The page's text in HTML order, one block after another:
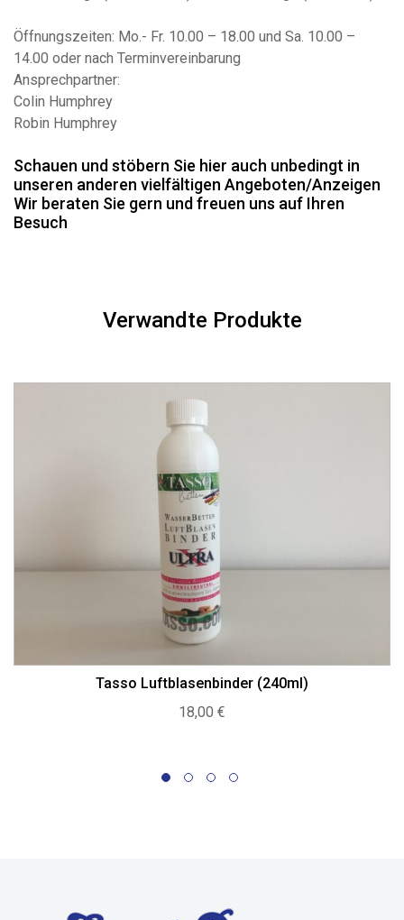
Öffnungszeiten: Mo.- Fr. 10.00 – 18.00 und Sa. 10.00 –
14.00 oder nach Terminvereinbarung
Ansprechpartner:
Colin Humphrey
Robin Humphrey
Schauen und stöbern Sie hier auch unbedingt in
unseren anderen vielfältigen Angeboten/Anzeigen
Wir beraten Sie gern und freuen uns auf Ihren
Besuch
Verwandte Produkte
Tasso Luftblasenbinder (240ml)
18,00 €